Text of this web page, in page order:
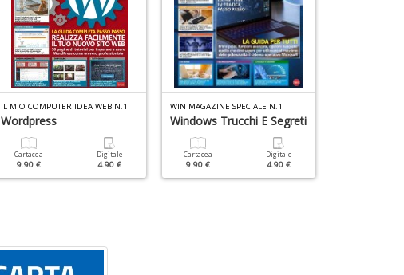
IL MIO COMPUTER IDEA WEB N.1
Wordpress
Cartacea
9.90 €
Digitale
4.90 €
WIN MAGAZINE SPECIALE N.1
Windows Trucchi E Segreti
Cartacea
9.90 €
Digitale
4.90 €